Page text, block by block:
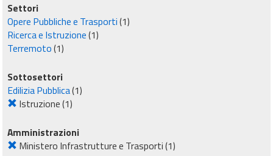
Settori
Opere Pubbliche e Trasporti(1)
Ricerca e Istruzione(1)
Terremoto(1)
Sottosettori
Edilizia Pubblica(1)
Istruzione(1)
Amministrazioni
Ministero Infrastrutture e Trasporti(1)